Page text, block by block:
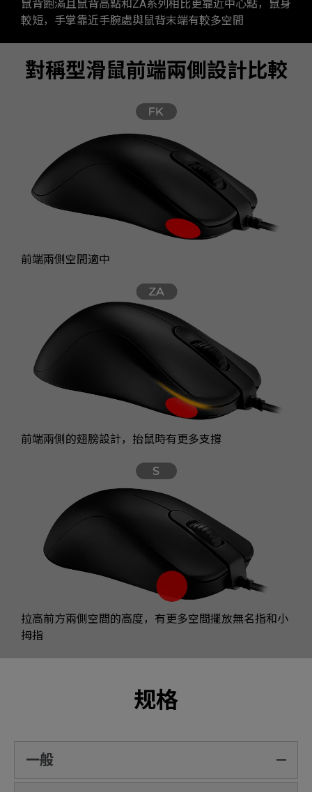
鼠背飽滿且鼠背高點和ZA系列相比更靠近中心點，鼠身
較短，手掌靠近手腕處與鼠背末端有較多空間
對稱型滑鼠前端兩側設計比較
前端兩側空間適中
前端兩側的翅膀設計，抬鼠時有更多支撐
拉高前方兩側空間的高度，有更多空間擺放無名指和小
拇指
规格
一般